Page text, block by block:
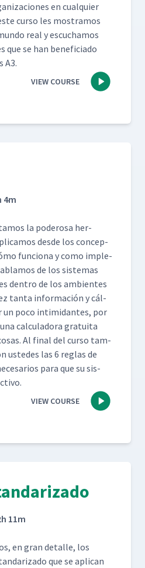
en cualquier
cur­so les mostramos
real y escuchamos
que se han ben­e­fi­ci­a­do
A3.
VIEW COURSE
4m
la poderosa her­
des­de los con­cep­
fun­ciona y como imple­
de los sis­temas
den­tro de los ambi­entes
tan­ta infor­ma­ción y cál­
un poco intim­i­dantes, por
cal­cu­lado­ra gra­tui­ta
Al final del cur­so tam­
ust­edes las 6 reglas de
para que su sis­
VIEW COURSE
11m
en gran detalle, los
que se apli­can